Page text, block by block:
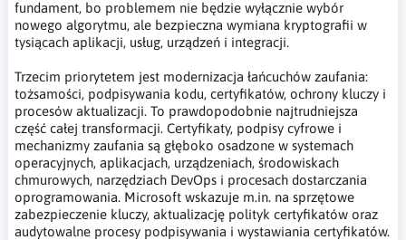
fundament, bo problemem nie będzie wyłącznie wybór
nowego algorytmu, ale bezpieczna wymiana kryptografii w
tysiącach aplikacji, usług, urządzeń i integracji.
Trzecim priorytetem jest modernizacja łańcuchów zaufania:
tożsamości, podpisywania kodu, certyfikatów, ochrony kluczy i
procesów aktualizacji. To prawdopodobnie najtrudniejsza
część całej transformacji. Certyfikaty, podpisy cyfrowe i
mechanizmy zaufania są głęboko osadzone w systemach
operacyjnych, aplikacjach, urządzeniach, środowiskach
chmurowych, narzędziach DevOps i procesach dostarczania
oprogramowania. Microsoft wskazuje m.in. na sprzętowe
zabezpieczenie kluczy, aktualizację polityk certyfikatów oraz
audytowalne procesy podpisywania i wystawiania certyfikatów.